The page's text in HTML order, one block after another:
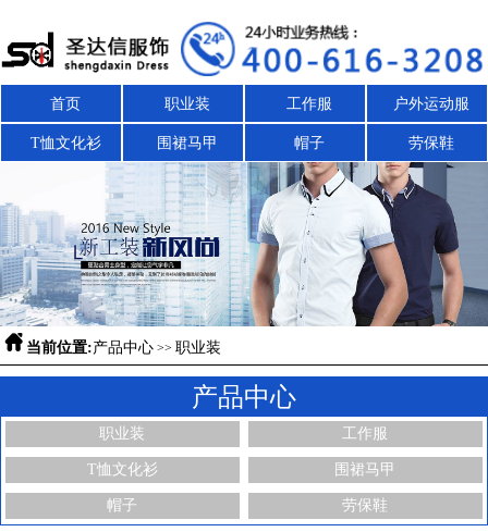
首页 职业装 工作服 户外运动服
T恤文化衫 围裙马甲 帽子 劳保鞋
 当前位置:产品中心 >> 职业装
产品中心
职业装 工作服
T恤文化衫 围裙马甲
帽子 劳保鞋